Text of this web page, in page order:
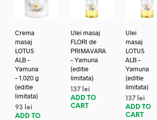
Crema
masaj
LOTUS
ALB –
Yamuna
– 1.020 g
(editie
limitata)
93
lei
ADD TO
Ulei masaj
FLORI de
PRIMAVARA
– Yamuna
(editie
limitata)
137 lei
ADD TO
CART
Ulei
masaj
LOTUS
ALB –
Yamuna
(editie
limitata)
137 lei
ADD TO
CART